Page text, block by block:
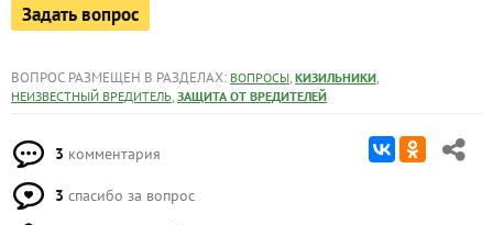
Задать вопрос
ВОПРОС РАЗМЕЩЕН В РАЗДЕЛАХ: ВОПРОСЫ, КИЗИЛЬНИКИ,
НЕИЗВЕСТНЫЙ ВРЕДИТЕЛЬ, ЗАЩИТА ОТ ВРЕДИТЕЛЕЙ
3 комментария
3 спасибо за вопрос